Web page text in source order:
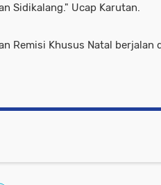
Sidikalang." Ucap Karutan.
Remisi Khusus Natal berjalan